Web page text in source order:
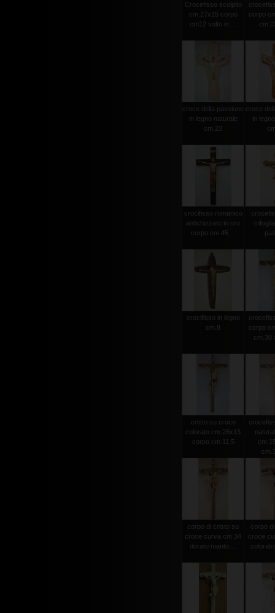
Crocefisso scolpito
cm.27x15 corpo
cm12 volto in ...
corpo
croce della passione
in legno naturale
cm.23
croce
in
crocifisso romanico
antichizzato in oro
corpo cm.45 ...
crocifisso in legno
cm.8
corpo
cm.30
cristo su croce
colorato cm.26x13
corpo cm.11,5
corpo di cristo su
croce curva cm.34
dorato manto ...
corpo
croce